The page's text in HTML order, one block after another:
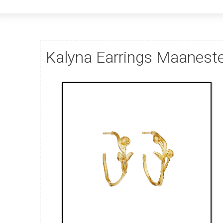
Kalyna Earrings